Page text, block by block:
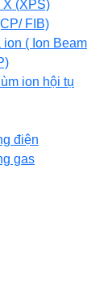
X (XPS)
FIB)
ion ( Ion Beam
ion hội tụ
điện
gas